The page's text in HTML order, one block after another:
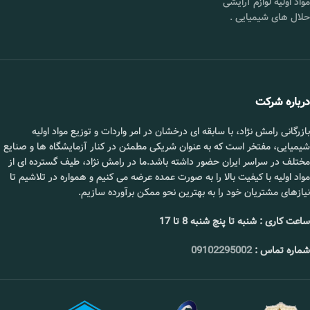
خلوص :
۹۹%
کننده :
تحویل :
قیمت : تماس بگیرید.
📞 09102295002
حلال های شیمیایی .
درباره شرکت
بازرگانی رامش نژاد، با سابقه ای درخشان در امر واردات و توزیع مواد اولیه
شیمیایی، مفتخر است که به عنوان شریکی مطمئن در کنار آزمایشگاه ها و صنایع
مختلف در سراسر ایران حضور داشته باشد.ما در رامش نژاد، طیف گسترده ای از
مواد اولیه با کیفیت بالا را به صورت عمده عرضه می کنیم و همواره در تلاشیم تا
نیازهای مشتریان خود را به بهترین نحو ممکن برآورده سازیم.
ساعت کاری : شنبه تا پنج شنبه 8 تا 17
شماره تماس :09102295002